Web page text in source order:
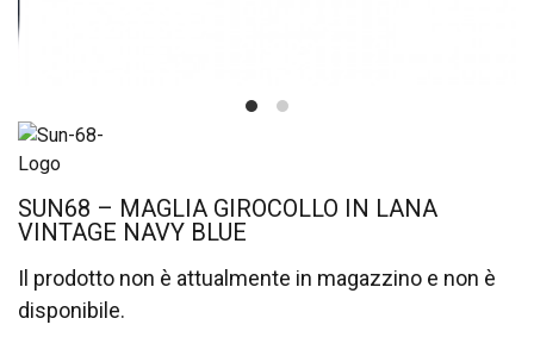
SUN68 – MAGLIA GIROCOLLO IN LANA
VINTAGE NAVY BLUE
Il prodotto non è attualmente in magazzino e non è
disponibile.